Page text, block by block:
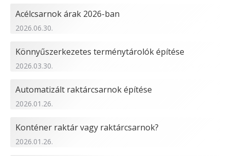
Acélcsarnok árak 2026-ban
2026.06.30.
Könnyűszerkezetes terménytárolók építése
2026.03.30.
Automatizált raktárcsarnok építése
2026.01.26.
Konténer raktár vagy raktárcsarnok?
2026.01.26.